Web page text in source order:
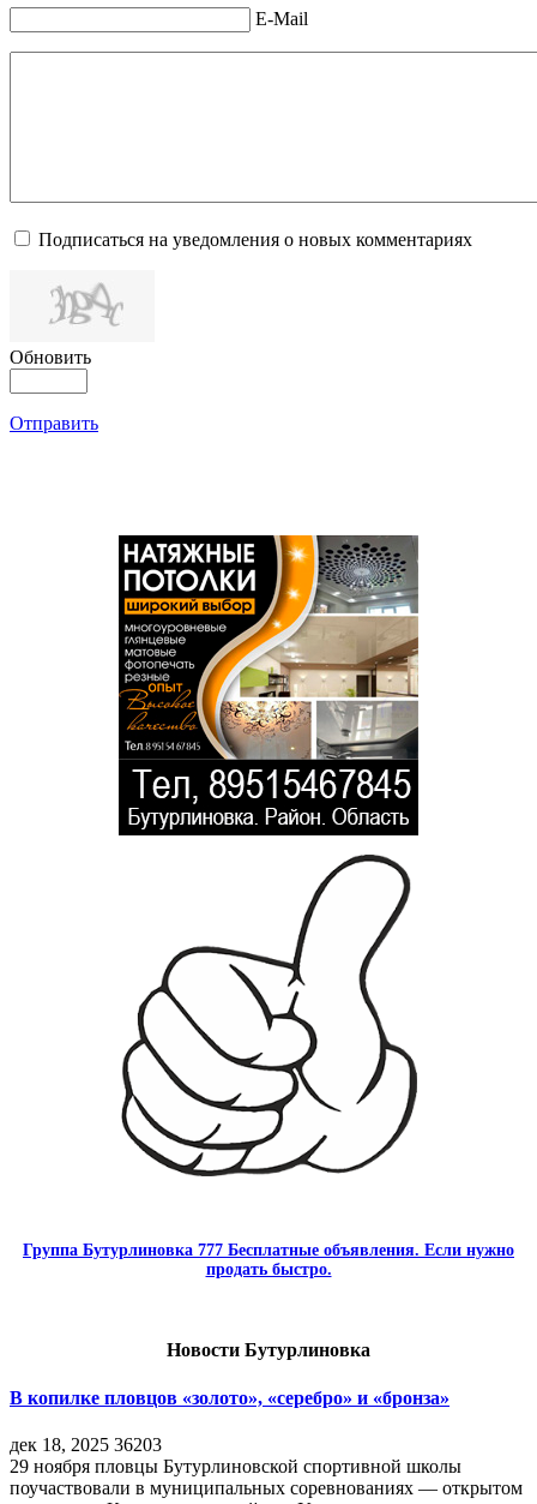
E-Mail
Подписаться на уведомления о новых комментариях
Обновить
Отправить
Группа Бутурлиновка 777 Бесплатные объявления. Если нужно
продать быстро.
Новости Бутурлиновка
В копилке пловцов «золото», «серебро» и «бронза»
дек 18, 2025 36203
29 ноября пловцы Бутурлиновской спортивной школы
поучаствовали в муниципальных соревнованиях — открытом